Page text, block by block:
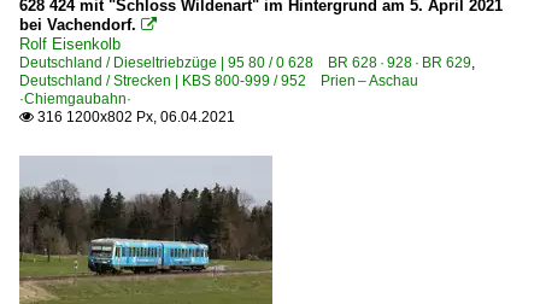
628 424 mit "Schloss Wildenart" im Hintergrund am 5. April 2021
bei Vachendorf. 
Rolf Eisenkolb
Deutschland / Dieseltriebzüge | 95 80 / 0 628 BR 628 · 928 · BR 629,
Deutschland / Strecken | KBS 800-999 / 952 Prien – Aschau
·Chiemgaubahn·
 316 1200x802 Px, 06.04.2021